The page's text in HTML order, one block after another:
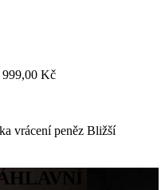
999,00 Kč
vrácení peněz Bližší